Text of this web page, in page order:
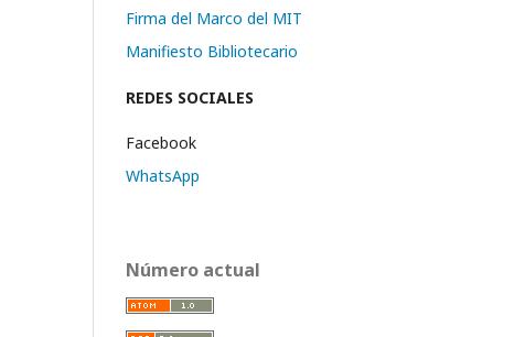
Firma del Marco del MIT
Manifiesto Bibliotecario
REDES SOCIALES
Facebook
WhatsApp
Número actual